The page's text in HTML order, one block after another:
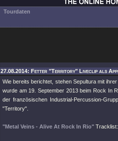
Tourdaten
27.08.2014: Fetter "Territory" Liveclip als
Wie bereits berichtet, stehen Sepultura mit
wurde am 19. September 2013 beim Rock In
der französischen Industrial-Percussion-
"Territory"
"Metal Veins - Alive At Rock In Rio" Tracklist: